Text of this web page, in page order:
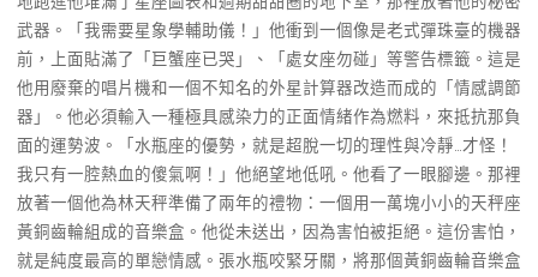
武器。「我需要星象學輔助儀！」他衝到一個像是老式彈珠臺的機器
前，上面貼滿了「巨蟹座已哭」、「處女座勿碰」等警告標籤。這是
他用廢棄的唱片機和一個不知名的外星計算器改造而成的「情感調節
器」。他必須輸入一種極具感染力的正面情緒作為燃料，來抵抗那負
面的運勢波。「水瓶座的優勢，就是超脫一切的理性與冷靜…才怪！
我只有一腔熱血的傻氣啊！」他絕望地低吼。他看了一眼腳邊。那裡
放著一個他為林天秤準備了兩年的禮物：一個用一萬塊小小的天秤座
黃銅齒輪組成的音樂盒。他從未送出，因為害怕被拒絕。這份害怕，
就是純度最高的單戀情感。張水瓶咬緊牙關，將那個黃銅齒輪音樂盒